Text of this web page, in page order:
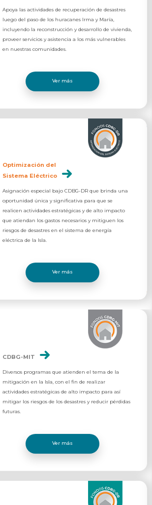
Apoya las actividades de recuperación de desastres
luego del paso de los huracanes Irma y María,
incluyendo la reconstrucción y desarrollo de vivienda,
proveer servicios y asistencia a los más vulnerables
en nuestras comunidades.​
Ver más
Optimización del
Sistema Eléctrico
Asignación especial bajo CDBG-DR que brinda una
oportunidad única y significativa para que se
realicen actividades estratégicas y de alto impacto
que atiendan los gastos necesarios y mitiguen los
riesgos de desastres en el sistema de energía
eléctrica de la Isla.
Ver más
CDBG-MIT
Diversos programas que atienden el tema de la
mitigación en la Isla, con el fin de realizar
actividades estratégicas de alto impacto para así
mitigar los riesgos de los desastres y reducir pérdidas
futuras.
Ver más